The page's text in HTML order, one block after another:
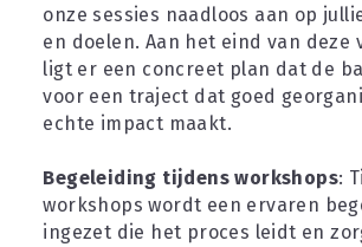
onze sessies naadloos aan op
en doelen. Aan het eind van deze
ligt er een concreet plan dat de
voor een traject dat goed
echte impact maakt.
Begeleiding tijdens workshops:
workshops wordt een ervaren
ingezet die het proces leidt en